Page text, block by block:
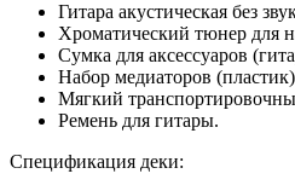
Гитара акустическая без
Хроматический тюнер для
Сумка для аксессуаров
Набор медиаторов
Мягкий
Ремень для гитары.
Спецификация деки: